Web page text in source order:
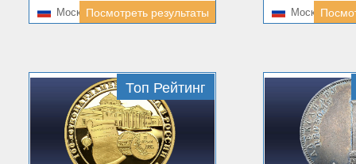
МоскваПосмотреть результаты Москва
Топ Рейтинг